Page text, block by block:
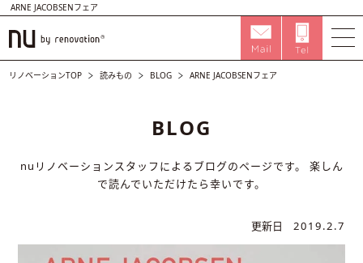
ARNE JACOBSENフェア
リノベーションTOP 読みもの BLOG ARNE JACOBSENフェア
BLOG
nuリノベーションスタッフによるブログのページです。
楽しん
で読んでいただけたら幸いです。
更新日 2019.2.7